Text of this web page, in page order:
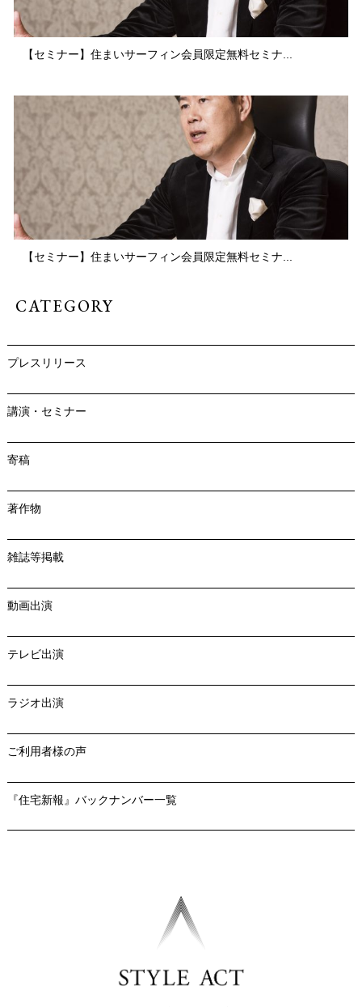
【セミナー】住まいサーフィン会員限定無料セミナ...
【セミナー】住まいサーフィン会員限定無料セミナ...
CATEGORY
プレスリリース
講演・セミナー
寄稿
著作物
雑誌等掲載
動画出演
テレビ出演
ラジオ出演
ご利用者様の声
『住宅新報』バックナンバー一覧